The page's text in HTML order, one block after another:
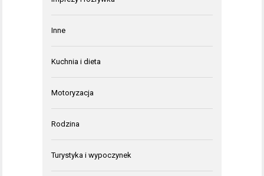
Inne
Kuchnia i dieta
Motoryzacja
Rodzina
Turystyka i wypoczynek